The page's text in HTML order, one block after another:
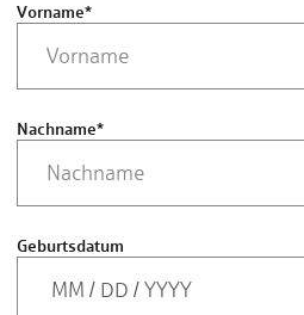
Vorname*
Nachname*
Geburtsdatum
MM / DD /YYYY